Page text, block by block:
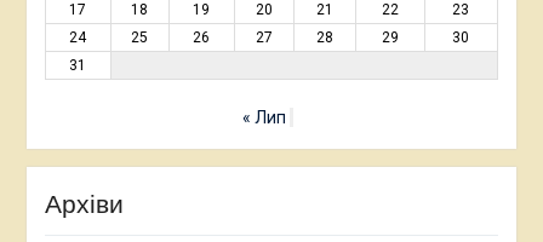
17
18 19 20 21 22
23
24
25 26 27 28 29
30
31
« Лип
Архіви